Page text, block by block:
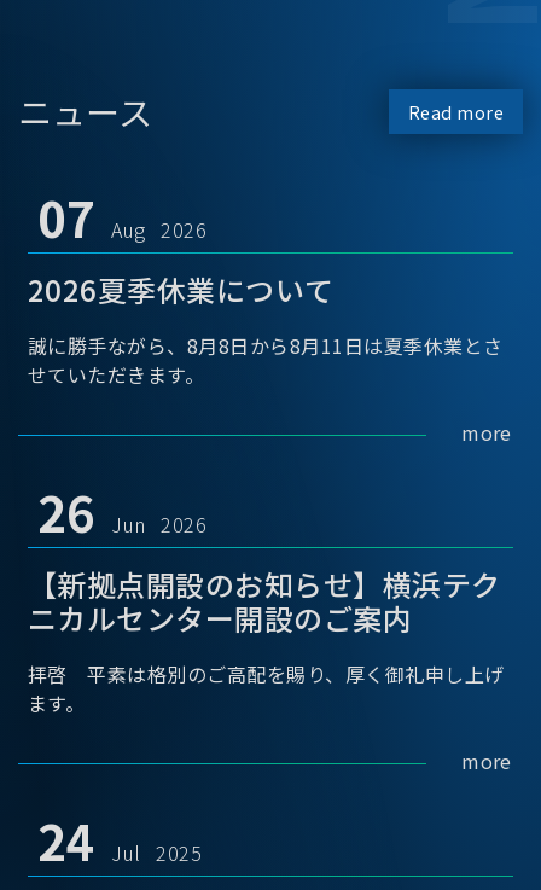
ニュース Read more
07 Aug 2026
2026夏季休業について
誠に勝手ながら、8月8日から8月11日は夏季休業とさ
せていただきます。
more
26 Jun 2026
【新拠点開設のお知らせ】横浜テク
ニカルセンター開設のご案内
拝啓 平素は格別のご高配を賜り、厚く御礼申し上げ
ます。
more
24 Jul 2025